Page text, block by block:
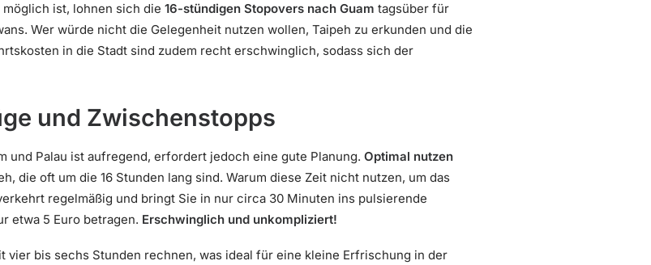
ist, lohnen sich die 16-stündigen Stopovers nach Guam tagsüber für
Wer würde nicht die Gelegenheit nutzen wollen, Taipeh zu erkunden und die
in die Stadt sind zudem recht erschwinglich, sodass sich der
und Zwischenstopps
und Palau ist aufregend, erfordert jedoch eine gute Planung. Optimal nutzen
die oft um die 16 Stunden lang sind. Warum diese Zeit nicht nutzen, um das
regelmäßig und bringt Sie in nur circa 30 Minuten ins pulsierende
etwa 5 Euro betragen. Erschwinglich und unkompliziert!
vier bis sechs Stunden rechnen, was ideal für eine kleine Erfrischung in der